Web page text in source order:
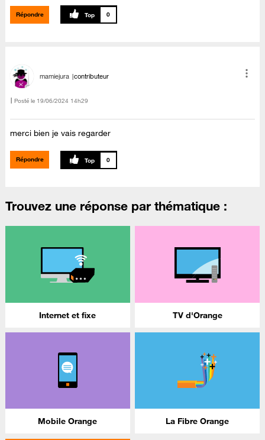
Répondre 0
mamiejura contributeur
Posté le ‎19/06/2024 14h29
merci bien je vais regarder
Répondre 0
Trouvez une réponse par thématique :
Internet et fixe TV d'Orange
Mobile Orange La Fibre Orange